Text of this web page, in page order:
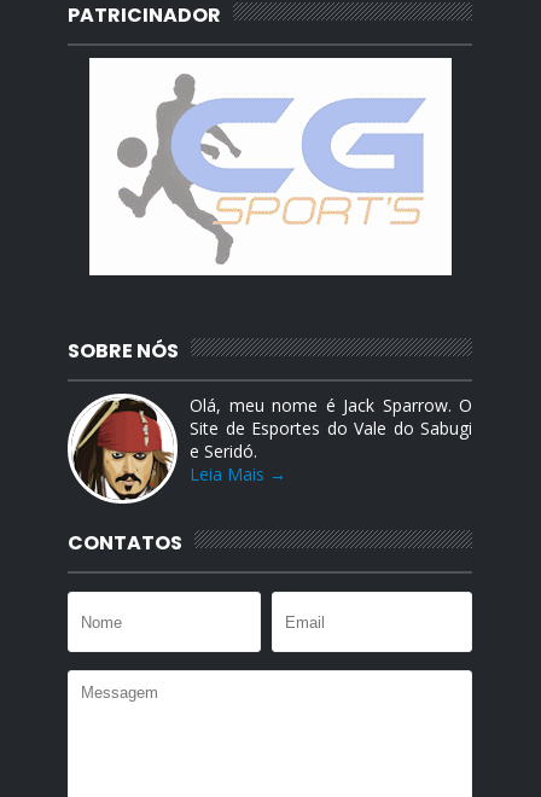
PATRICINADOR
SOBRE NÓS
Olá, meu nome é Jack Sparrow. O
Site de Esportes do Vale do Sabugi
e Seridó.
Leia Mais →
CONTATOS